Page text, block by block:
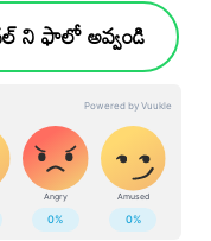
ని ఫాలో అవ్వండి